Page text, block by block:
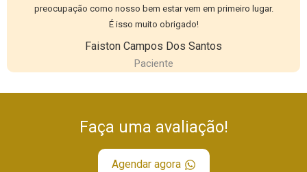
preocupação como nosso bem estar vem em primeiro lugar.
É isso muito obrigado!
Faiston Campos Dos Santos
Paciente
Faça uma avaliação!
Agendar agora